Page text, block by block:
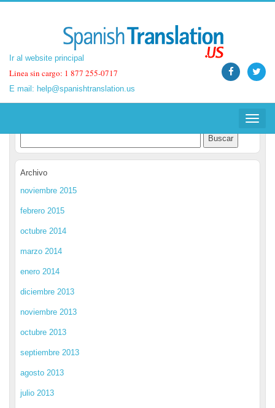
Ir al website principal
Linea sin cargo: 1 877 255-0717
E mail: help@spanishtranslation.us
Toggle
Ir al website principal
Linea sin cargo: 1 877 255-0717
E mail: help@spanishtranslation.us
Toggle
Spanish Translation Blog
Archivo
noviembre 2015
febrero 2015
octubre 2014
marzo 2014
enero 2014
diciembre 2013
noviembre 2013
octubre 2013
septiembre 2013
agosto 2013
julio 2013